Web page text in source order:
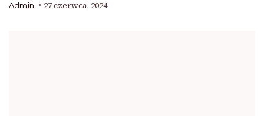
Admin 27 czerwca, 2024